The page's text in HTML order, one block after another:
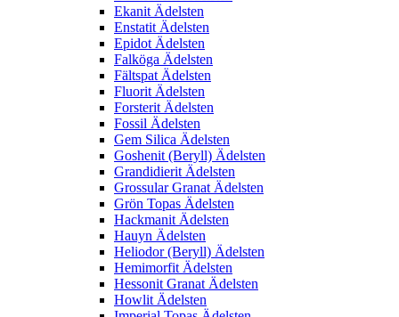
Ekanit Ädelsten
Enstatit Ädelsten
Epidot Ädelsten
Falköga Ädelsten
Fältspat Ädelsten
Fluorit Ädelsten
Forsterit Ädelsten
Fossil Ädelsten
Gem Silica Ädelsten
Goshenit (Beryll) Ädelsten
Grandidierit Ädelsten
Grossular Granat Ädelsten
Grön Topas Ädelsten
Hackmanit Ädelsten
Hauyn Ädelsten
Heliodor (Beryll) Ädelsten
Hemimorfit Ädelsten
Hessonit Granat Ädelsten
Howlit Ädelsten